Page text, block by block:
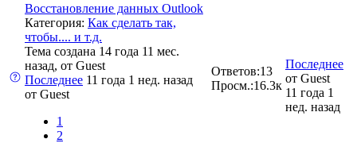
Восстановление данных Outlook
Категория: Как сделать так,
чтобы.... и т.д.
Тема создана 14 года 11 мес.
назад, от Guest
Последнее 11 года 1 нед. назад
от Guest
1
2
Ответов:13
Просм.:16.3к
Последнее
от Guest
11 года 1
нед. назад